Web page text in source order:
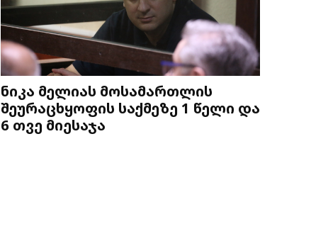
ნიკა მელიას მოსამართლის
შეურაცხყოფის საქმეზე 1 წელი და
6 თვე მიესაჯა